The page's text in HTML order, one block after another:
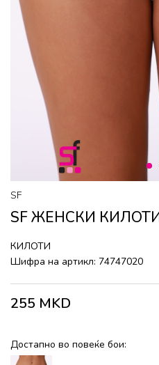
1
SF
SF ЖЕНСКИ
КИЛОТИ
Шифра на артикл: 74747020
255 MKD
Достапно во повеќе бои: